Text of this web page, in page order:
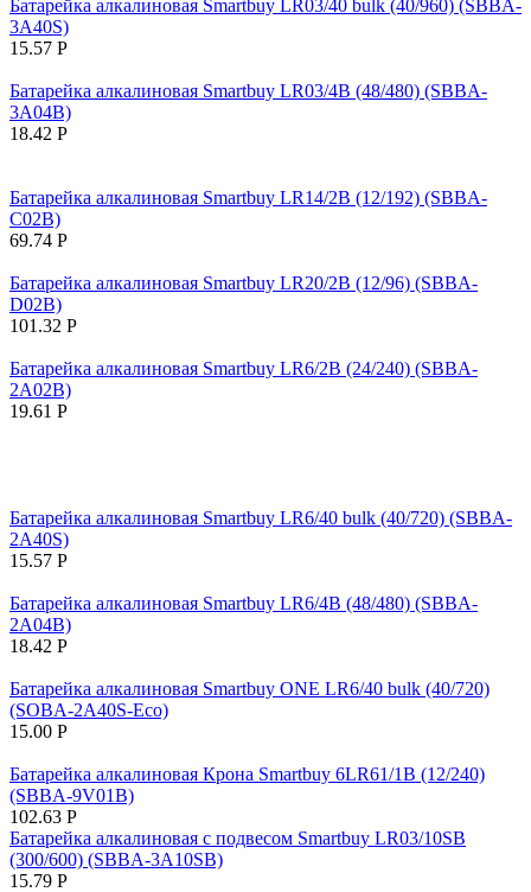
Батарейка алкалиновая Smartbuy LR03/40 bulk (40/960) (SBBA-
3A40S)
15.57 Р
Батарейка алкалиновая Smartbuy LR03/4B (48/480) (SBBA-
3A04B)
18.42 Р
Батарейка алкалиновая Smartbuy LR14/2B (12/192) (SBBA-
C02B)
69.74 Р
Батарейка алкалиновая Smartbuy LR20/2B (12/96) (SBBA-
D02B)
101.32 Р
Батарейка алкалиновая Smartbuy LR6/2B (24/240) (SBBA-
2A02B)
19.61 Р
Батарейка алкалиновая Smartbuy LR6/40 bulk (40/720) (SBBA-
2A40S)
15.57 Р
Батарейка алкалиновая Smartbuy LR6/4B (48/480) (SBBA-
2A04B)
18.42 Р
Батарейка алкалиновая Smartbuy ONE LR6/40 bulk (40/720)
(SOBA-2A40S-Eco)
15.00 Р
Батарейка алкалиновая Крона Smartbuy 6LR61/1B (12/240)
(SBBA-9V01B)
102.63 Р
Батарейка алкалиновая с подвесом Smartbuy LR03/10SB
(300/600) (SBBA-3A10SB)
15.79 Р